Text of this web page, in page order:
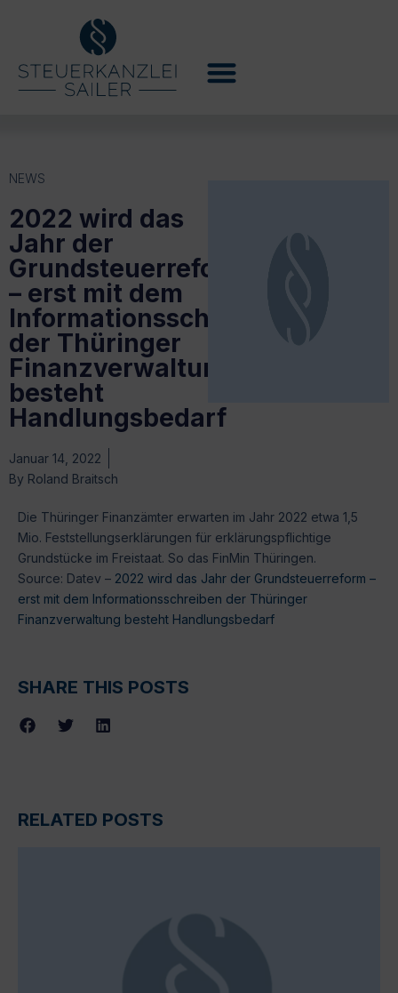
NEWS
2022 wird das
Jahr der
Grundsteuerreform
– erst mit dem
Informationsschreiben
der Thüringer
Finanzverwaltung
besteht
Handlungsbedarf
Januar 14, 2022
By Roland Braitsch
Die Thüringer Finanzämter erwarten im Jahr 2022 etwa 1,5
Mio. Feststellungserklärungen für erklärungspflichtige
Grundstücke im Freistaat. So das FinMin Thüringen.
Source: Datev – 2022 wird das Jahr der Grundsteuerreform –
erst mit dem Informationsschreiben der Thüringer
Finanzverwaltung besteht Handlungsbedarf
SHARE THIS POSTS
RELATED POSTS